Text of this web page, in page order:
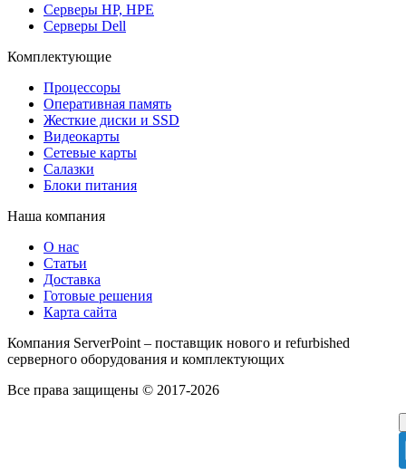
Серверы HP, HPE
Серверы Dell
Комплектующие
Процессоры
Оперативная память
Жесткие диски и SSD
Видеокарты
Сетевые карты
Салазки
Блоки питания
Наша компания
О нас
Статьи
Доставка
Готовые решения
Карта сайта
Компания ServerPoint – поставщик нового и refurbished
серверного оборудования и комплектующих
Все права защищены © 2017-2026